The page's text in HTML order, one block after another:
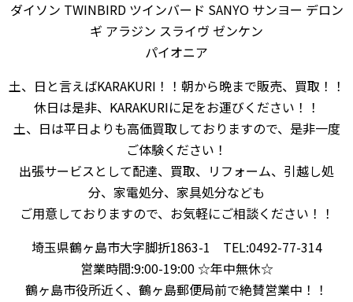
ダイソン TWINBIRD ツインバード SANYO サンヨー デロン
ギ アラジン スライヴ ゼンケン
パイオニア
土、日と言えばKARAKURI！！朝から晩まで販売、買取！！
休日は是非、KARAKURIに足をお運びください！！
土、日は平日よりも高価買取しておりますので、是非一度
ご体験ください！
出張サービスとして配達、買取、リフォーム、引越し処
分、家電処分、家具処分なども
ご用意しておりますので、お気軽にご相談ください！！
埼玉県鶴ヶ島市大字脚折1863-1 TEL:0492-77-314
営業時間:9:00-19:00 ☆年中無休☆
鶴ヶ島市役所近く、鶴ヶ島郵便局前で絶賛営業中！！